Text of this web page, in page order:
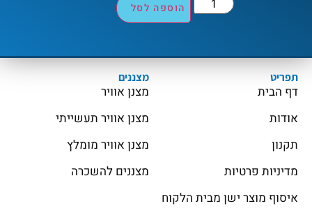
הוספה לסל
תפריט
דף הבית
אודות
תקנון
מדיניות פרטיות
איסוף מוצר ישן מבית הלקוח
מצננים
מצנן אוויר
מצנן אוויר תעשייתי
מצנן אוויר מומלץ
מצננים להשכרה